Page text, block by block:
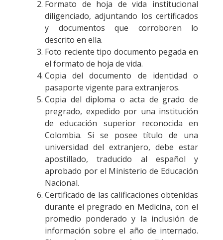
Formato de hoja de vida institucional
diligenciado, adjuntando los certificados
y documentos que corroboren lo
descrito en ella.
Foto reciente tipo documento pegada en
el formato de hoja de vida.
Copia del documento de identidad o
pasaporte vigente para extranjeros.
Copia del diploma o acta de grado de
pregrado, expedido por una institución
de educación superior reconocida en
Colombia. Si se posee título de una
universidad del extranjero, debe estar
apostillado, traducido al español y
aprobado por el Ministerio de Educación
Nacional.
Certificado de las calificaciones obtenidas
durante el pregrado en Medicina, con el
promedio ponderado y la inclusión de
información sobre el año de internado.